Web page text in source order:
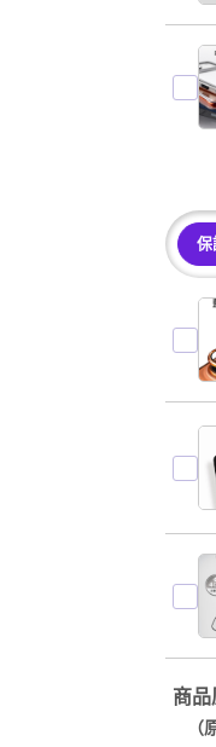
保
商品
（